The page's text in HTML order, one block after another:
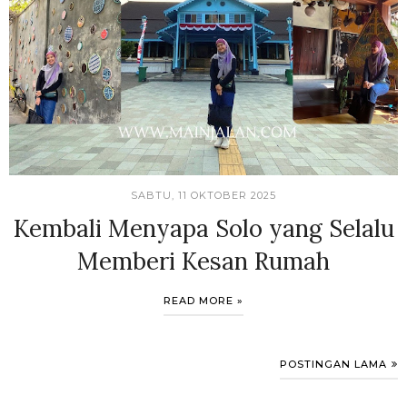
SABTU, 11 OKTOBER 2025
Kembali Menyapa Solo yang Selalu
Memberi Kesan Rumah
READ MORE »
POSTINGAN LAMA